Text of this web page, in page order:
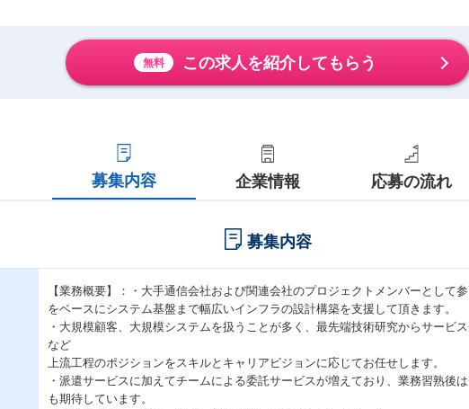
無料 この求人を紹介してもらう
募集内容 企業情報 応募の流れ
募集内容
【業務概要】：・大手通信会社および関連会社のプロジェクトメンバーとして
をベースにシステム基盤まで幅広いインフラの設計構築を支援して頂きます。
・大規模顧客、大規模システムを扱うことが多く、最先端技術研究からサービ
など
上流工程のポジションをスキルとキャリアビジョンに応じてお任せします。
・派遣サービスに加えてチームによる委託サービスが増えており、業務習熟後
も期待しています。